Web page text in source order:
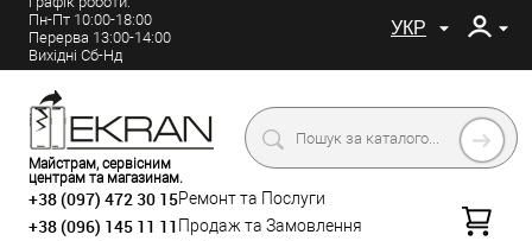
Пн-Пт 10:00-18:00
Перерва 13:00-14:00
Вихідні Сб-Нд
УКР
Майстрам, сервісним
центрам та магазинам.
+38 (097) 472 30 15Ремонт та Послуги
+38 (096) 145 11 11 Продаж та Замовлення